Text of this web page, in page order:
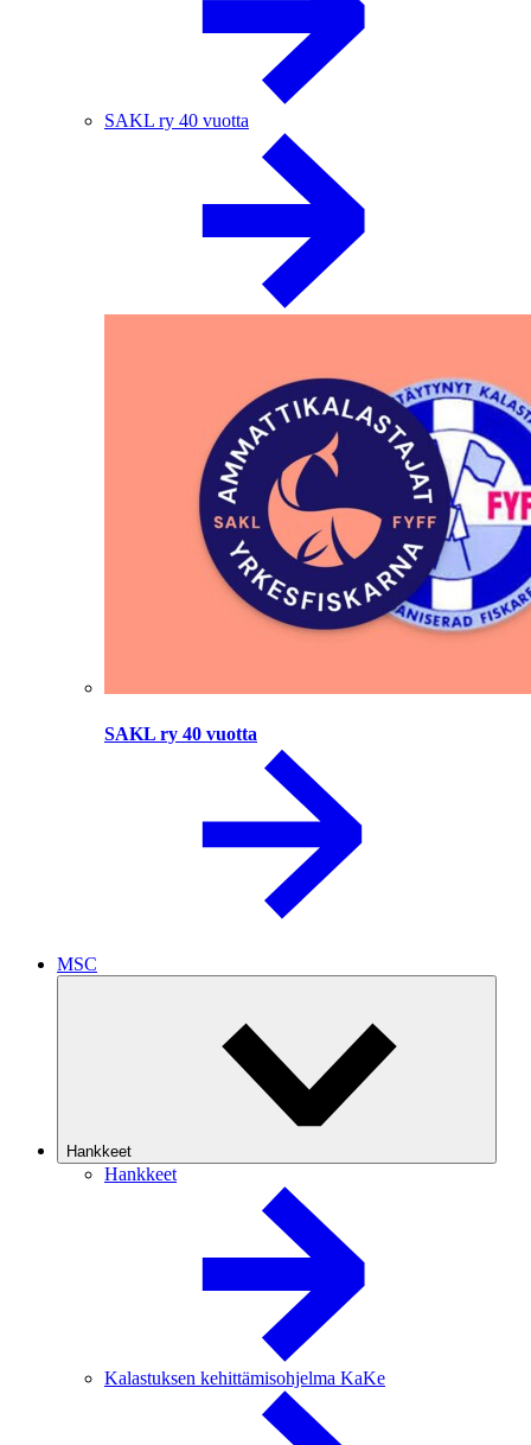
SAKL ry 40 vuotta
SAKL ry 40 vuotta
MSC
Hankkeet
Hankkeet
Kalastuksen kehittämisohjelma KaKe